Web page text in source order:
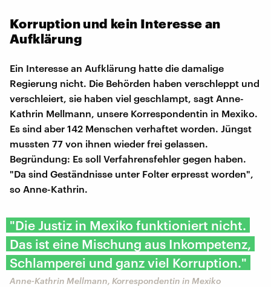
Korruption und kein Interesse an
Aufklärung
Ein Interesse an Aufklärung hatte die damalige
Regierung nicht. Die Behörden haben verschleppt und
verschleiert, sie haben viel geschlampt, sagt Anne-
Kathrin Mellmann, unsere Korrespondentin in Mexiko.
Es sind aber 142 Menschen verhaftet worden. Jüngst
mussten 77 von ihnen wieder frei gelassen.
Begründung: Es soll Verfahrensfehler gegen haben.
"Da sind Geständnisse unter Folter erpresst worden",
so Anne-Kathrin.
"Die Justiz in Mexiko funktioniert nicht.
Das ist eine Mischung aus Inkompetenz,
Schlamperei und ganz viel Korruption."
Anne-Kathrin Mellmann, Korrespondentin in Mexiko